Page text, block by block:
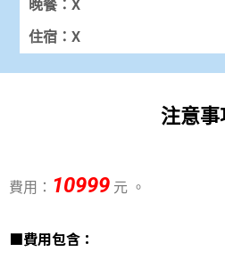
晚餐：X
住宿：X
注意事
費用： 10999 元 。
■費用包含：